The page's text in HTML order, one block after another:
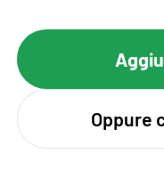
Oppure